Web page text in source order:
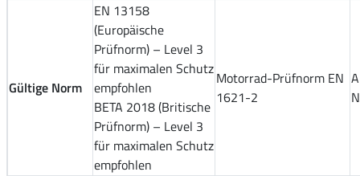
Gültige Norm
EN 13158
(Europäische
Prüfnorm) – Level 3
für maximalen Schutz
empfohlen
BETA 2018 (Britische
Prüfnorm) – Level 3
für maximalen Schutz
empfohlen
Motorrad-Prüfnorm EN
1621-2